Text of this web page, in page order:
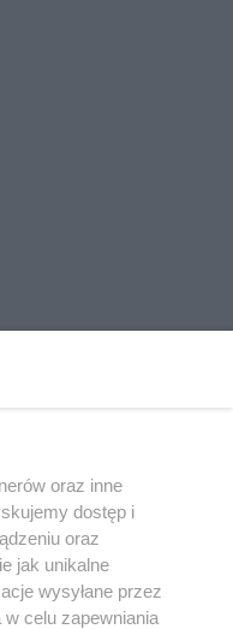
być powielany i
w jakikolwiek sposób (w
jakimkolwiek polu
z umieszczaniem w
Jakiekolwiek użycie lub
z naruszeniem prawa,
groźbą kary i może być
oraz inne
dostęp i
oraz
jak unikalne
wysyłane przez
celu zapewniania